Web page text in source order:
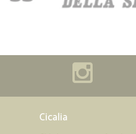
Cicalia